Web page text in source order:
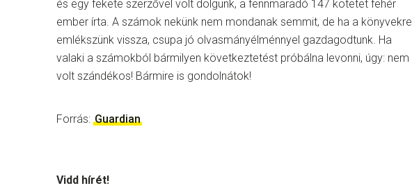
és egy fekete szerzővel volt dolgunk, a fennmaradó 147 kötetet fehér
ember írta. A számok nekünk nem mondanak semmit, de ha a könyvekre
emlékszünk vissza, csupa jó olvasmányélménnyel gazdagodtunk. Ha
valaki a számokból bármilyen következtetést próbálna levonni, úgy: nem
volt szándékos! Bármire is gondolnátok!
Forrás: Guardian
Vidd hírét!